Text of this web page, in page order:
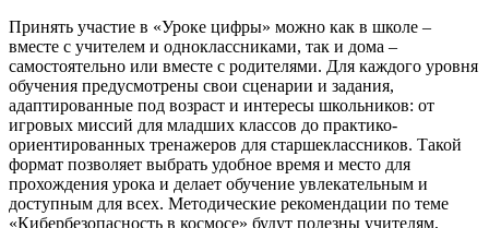
Принять участие в «Уроке цифры» можно как в школе –
вместе с учителем и одноклассниками, так и дома –
самостоятельно или вместе с родителями. Для каждого уровня
обучения предусмотрены свои сценарии и задания,
адаптированные под возраст и интересы школьников: от
игровых миссий для младших классов до практико-
ориентированных тренажеров для старшеклассников. Такой
формат позволяет выбрать удобное время и место для
прохождения урока и делает обучение увлекательным и
доступным для всех. Методические рекомендации по теме
«Кибербезопасность в космосе» будут полезны учителям,